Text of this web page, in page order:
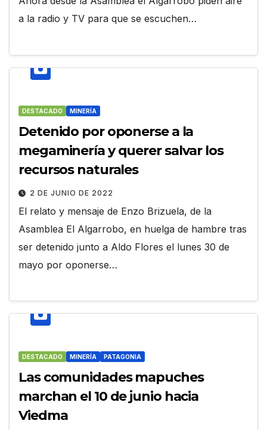
a la radio y TV para que se escuchen…
DESTACADO MINERÍA
Detenido por oponerse a la
megaminería y querer salvar los
recursos naturales
2 DE JUNIO DE 2022
El relato y mensaje de Enzo Brizuela, de la
Asamblea El Algarrobo, en huelga de hambre tras
ser detenido junto a Aldo Flores el lunes 30 de
mayo por oponerse…
DESTACADO MINERÍA PATAGONIA
Las comunidades mapuches
marchan el 10 de junio hacia
Viedma